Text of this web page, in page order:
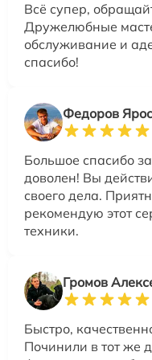
Всё супер,
Дружелюбные
обслуживание и
спасибо!
Федоров
Большое спасибо
доволен! Вы
своего дела.
рекомендую этот
техники.
Громов
Быстро,
Починили в тот же